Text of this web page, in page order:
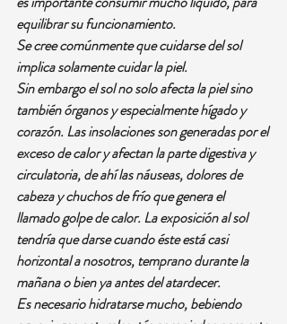
equilibrar su funcionamiento.
Se cree comúnmente que cuidarse del sol
implica solamente cuidar la piel.
Sin embargo el sol no solo afecta la piel sino
también órganos y especialmente hígado y
corazón. Las insolaciones son generadas por el
exceso de calor y afectan la parte digestiva y
circulatoria, de ahí las náuseas, dolores de
cabeza y chuchos de frío que genera el
llamado golpe de calor. La exposición al sol
tendría que darse cuando éste está casi
horizontal a nosotros, temprano durante la
mañana o bien ya antes del atardecer.
Es necesario hidratarse mucho, bebiendo